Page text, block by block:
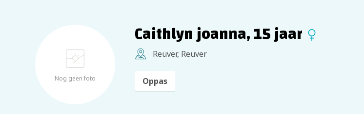
Nog geen foto
Caithlyn joanna, 15 jaar
Reuver, Reuver
Oppas